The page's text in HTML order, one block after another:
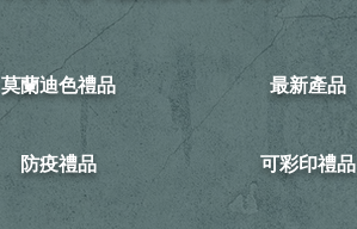
最新產品
​可彩印禮品
莫蘭迪色禮品
防疫禮品